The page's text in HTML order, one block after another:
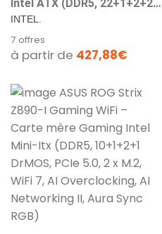
Intel ATX (DDR5, 22+1+2+2
DrMOS, PCIe 5.0, 6 x M.2, WiFi
Q-Release Slim, Aura Sync
RGB)
INTEL.
7 offres
à partir de 427,88€